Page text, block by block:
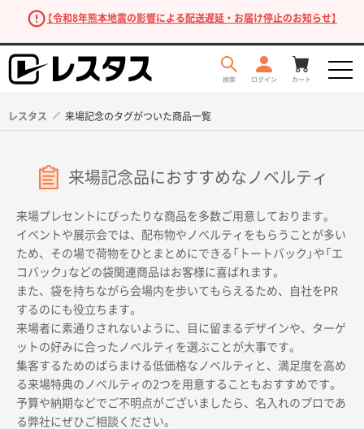
【令和8年熊本地震の影響による配送遅延・お届け停止のお知らせ】
商品を探す
レスタス 来場記念のタグがついた商品一覧
来場記念品におすすめなノベルティ
来場プレセントにぴったりな商品を多数ご用意しております。
イベントや展示会では、配布物やノベルティをもらうことが多い
ため、その場で荷物をひとまとめにできる「トートバック」や「エ
コバック」などの袋関連商品はお客様に喜ばれます。
また、袋を持ちながら会場内を歩いてもらえるため、自社をPR
するのにも役立ちます。
来場者に素通りされないように、目に留まるデザインや、ターゲ
ットの好みに合ったノベルティを選ぶことが大事です。
集客するためのばらまける低価格なノベルティと、満足度を高め
る来場特典のノベルティの2つを用意することもおすすめです。
予算や納期などでご不明点がございましたら、名入れのプロであ
る弊社にぜひご相談ください。